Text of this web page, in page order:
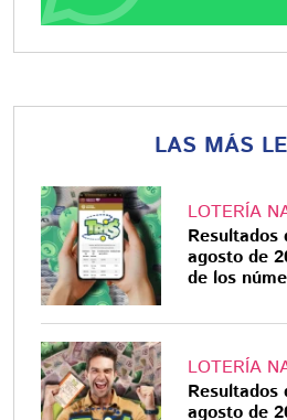
LAS MÁS
LOTERÍA
Resultados
agosto de
de los
LOTERÍA
Resultados
agosto de